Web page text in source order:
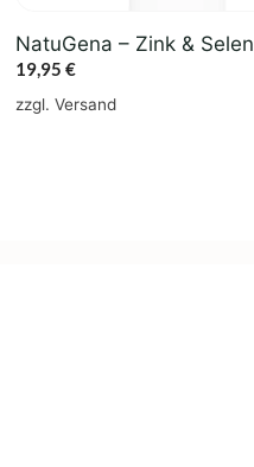
NatuGena – Zink & Selen
19,95€
zzgl.Versand